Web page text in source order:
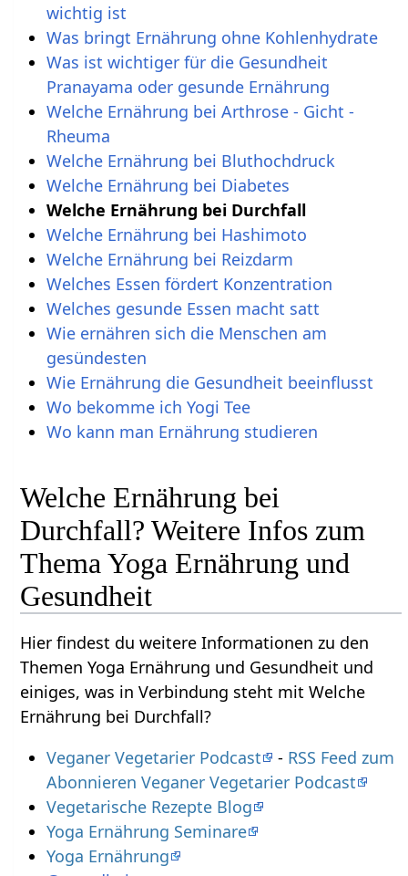
wichtig ist
Was bringt Ernährung ohne Kohlenhydrate
Was ist wichtiger für die Gesundheit
Pranayama oder gesunde Ernährung
Welche Ernährung bei Arthrose - Gicht -
Rheuma
Welche Ernährung bei Bluthochdruck
Welche Ernährung bei Diabetes
Welche Ernährung bei Durchfall
Welche Ernährung bei Hashimoto
Welche Ernährung bei Reizdarm
Welches Essen fördert Konzentration
Welches gesunde Essen macht satt
Wie ernähren sich die Menschen am
gesündesten
Wie Ernährung die Gesundheit beeinflusst
Wo bekomme ich Yogi Tee
Wo kann man Ernährung studieren
Welche Ernährung bei
Durchfall? Weitere Infos zum
Thema Yoga Ernährung und
Gesundheit
Hier findest du weitere Informationen zu den
Themen Yoga Ernährung und Gesundheit und
einiges, was in Verbindung steht mit Welche
Ernährung bei Durchfall?
Veganer Vegetarier Podcast
- RSS Feed zum
Abonnieren Veganer Vegetarier Podcast
Vegetarische Rezepte Blog
Yoga Ernährung Seminare
Yoga Ernährung